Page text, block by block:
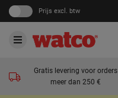
Prijs excl. btw
Gratis levering voor orders
meer dan 250 €